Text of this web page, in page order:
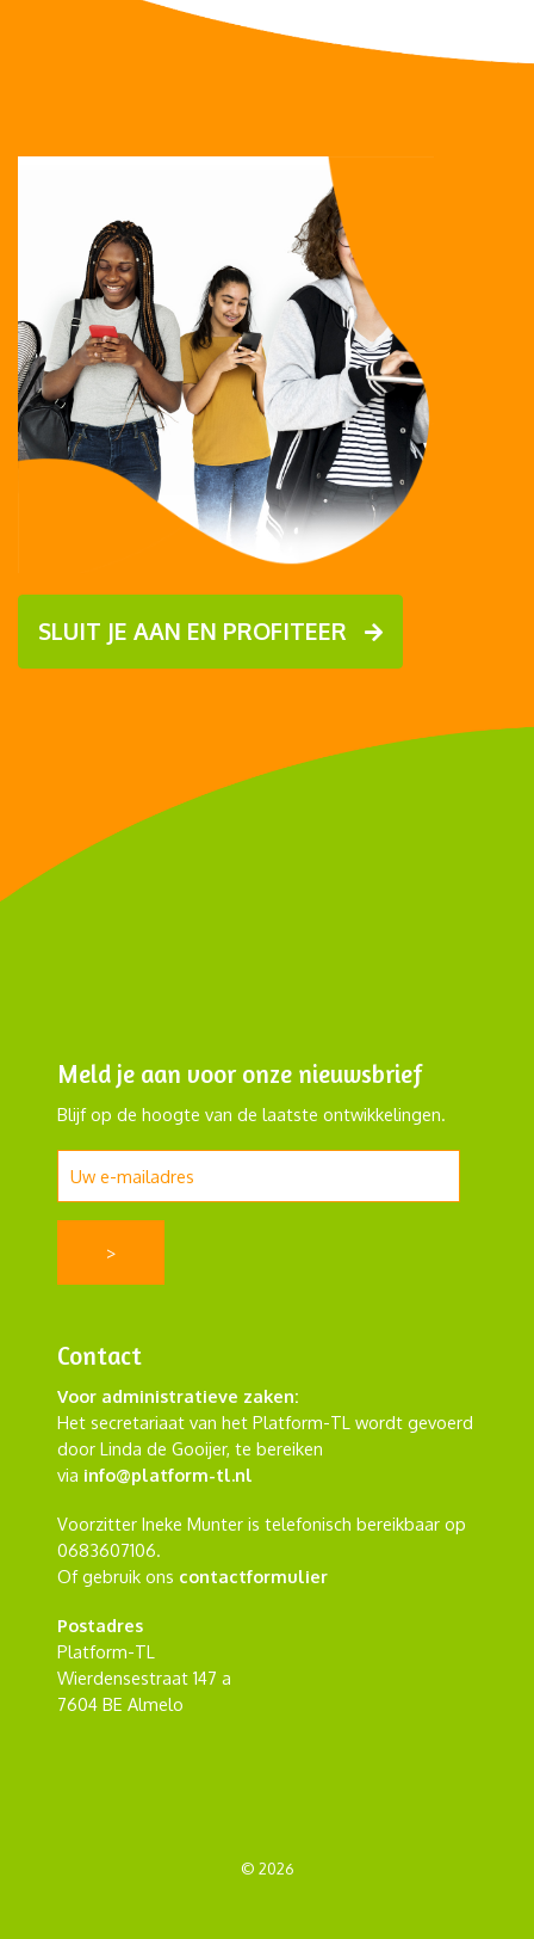
SLUIT JE AAN EN PROFITEER
Meld je aan voor onze nieuwsbrief
Blijf op de hoogte van de laatste ontwikkelingen.
Contact
Voor administratieve zaken:
Het secretariaat van het Platform-TL wordt gevoerd
door Linda de Gooijer, te bereiken
via info@platform-tl.nl
Voorzitter Ineke Munter is telefonisch bereikbaar op
0683607106.
Of gebruik ons contactformulier
Postadres
Platform-TL
Wierdensestraat 147 a
7604 BE Almelo
© 2026